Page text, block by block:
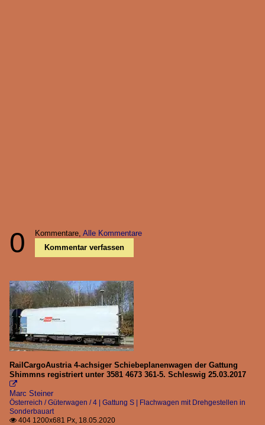
0 Kommentare, Alle Kommentare
Kommentar verfassen
RailCargoAustria 4-achsiger Schiebeplanenwagen der Gattung
Shimmns registriert unter 3581 4673 361-5. Schleswig 25.03.2017

Marc Steiner
Österreich / Güterwagen / 4 | Gattung S | Flachwagen mit Drehgestellen in
Sonderbauart
 404 1200x681 Px, 18.05.2020